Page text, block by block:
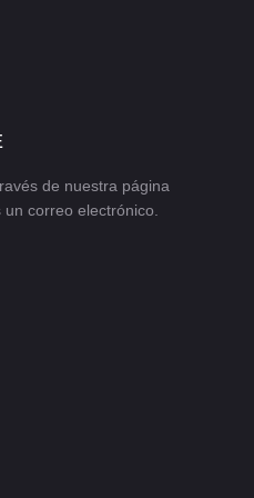
de nuestra página
correo electrónico.